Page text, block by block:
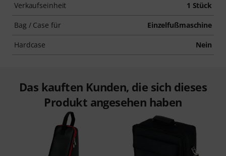
Verkaufseinheit 1 Stück
Bag / Case für Einzelfußmaschine
Hardcase Nein
Das kauften Kunden, die sich dieses
Produkt angesehen haben